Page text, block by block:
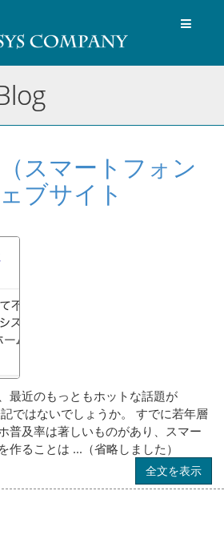
Toggle
スマートフォン
ブサイト
最近のもっともホットな話題が
ではないでしょうか。 すでに若年層
普及率は著しいものがあり、スマー
作ることは ...（省略しました）
全文を表示